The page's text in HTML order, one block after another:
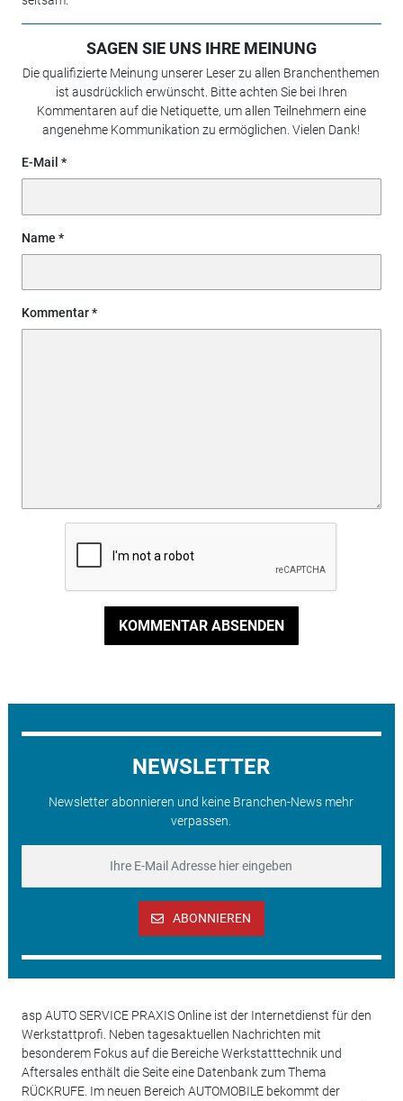
SAGEN SIE UNS IHRE MEINUNG
Die qualifizierte Meinung unserer Leser zu allen Branchenthemen
ist ausdrücklich erwünscht. Bitte achten Sie bei Ihren
Kommentaren auf die Netiquette, um allen Teilnehmern eine
angenehme Kommunikation zu ermöglichen. Vielen Dank!
E-Mail
Name
Kommentar
KOMMENTAR ABSENDEN
NEWSLETTER
Newsletter abonnieren und keine Branchen-News mehr
verpassen.
ABONNIEREN
asp AUTO SERVICE PRAXIS Online ist der Internetdienst für den
Werkstattprofi. Neben tagesaktuellen Nachrichten mit
besonderem Fokus auf die Bereiche Werkstatttechnik und
Aftersales enthält die Seite eine Datenbank zum Thema
RÜCKRUFE. Im neuen Bereich AUTOMOBILE bekommt der